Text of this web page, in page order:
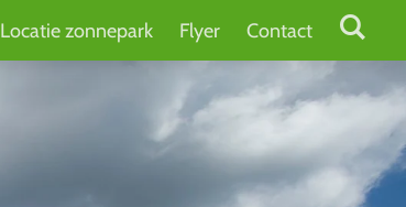
Locatie zonnepark Flyer Contact